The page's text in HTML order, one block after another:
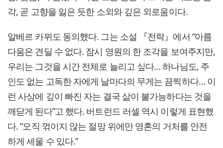
각, 곧 고향을 잃은 듯한 소외와 깊은 외로움이다.
알베르 카뮈도 동의했다. 그는 소설 『전락』에서 “아름
다움은 견딜 수 없다. 잠시 영원의 한 조각을 보여주지만,
우리는 그것을 시간 전체로 늘리고 싶다… 하나님도, 주
인도 없는 고독한 자에게 날마다의 무게는 끔찍하다… 이
런 사상에 깊이 빠진 자는 결국 삶이 불가능하다는 것을
깨닫게 된다”고 했다. 버트런드 러셀 역시 이렇게 표현했
다. “오직 꺾이지 않는 절망 위에만 영혼의 거처를 안전
하게 세울 수 있다.”